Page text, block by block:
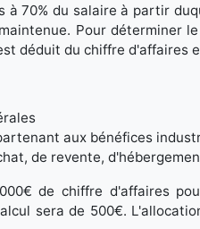
70% du salaire à partir
Pour déterminer
déduit du chiffre d'affaires
aux bénéfices
de revente,
de chiffre d'affaires
sera de 500€.